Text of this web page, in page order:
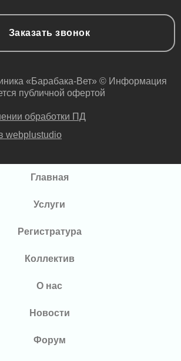
Заказать звонок
«Барабака-Вет» © Информация
публичной офертой
обработки ПД
webplustudio
Главная
Услуги
Регистратура
Коллектив
О нас
Новости
Форум